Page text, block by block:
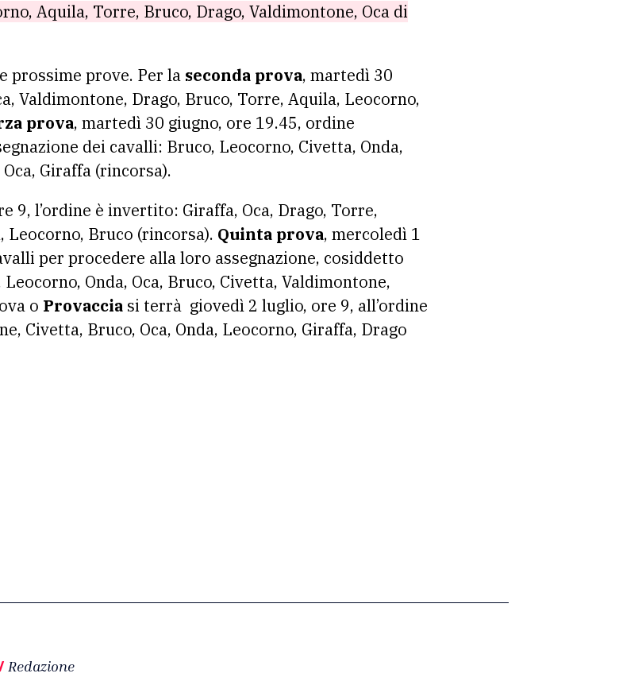
Aquila, Torre, Bruco, Drago, Valdimontone, Oca di
prossime prove. Per la seconda prova, martedì 30
Valdimontone, Drago, Bruco, Torre, Aquila, Leocorno,
prova, martedì 30 giugno, ore 19.45, ordine
dei cavalli: Bruco, Leocorno, Civetta, Onda,
Giraffa (rincorsa).
9, l’ordine è invertito: Giraffa, Oca, Drago, Torre,
Leocorno, Bruco (rincorsa). Quinta prova, mercoledì 1
per procedere alla loro assegnazione, cosiddetto
Onda, Oca, Bruco, Civetta, Valdimontone,
o Provaccia si terrà giovedì 2 luglio, ore 9, all’ordine
Civetta, Bruco, Oca, Onda, Leocorno, Giraffa, Drago
Redazione